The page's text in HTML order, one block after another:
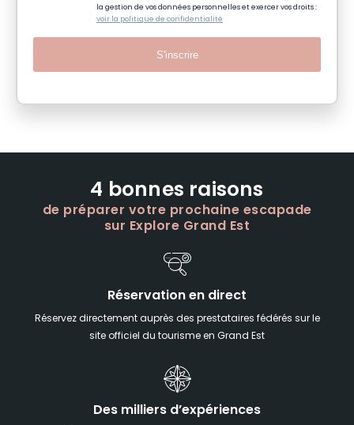
la gestion de vos données personnelles et exercer vos droits :
voir la politique de confidentialité
S'inscrire
4 bonnes raisons
de préparer votre prochaine escapade
sur Explore Grand Est
Réservation en direct
Réservez directement auprès des prestataires fédérés sur le
site officiel du tourisme en Grand Est
Des milliers d’expériences